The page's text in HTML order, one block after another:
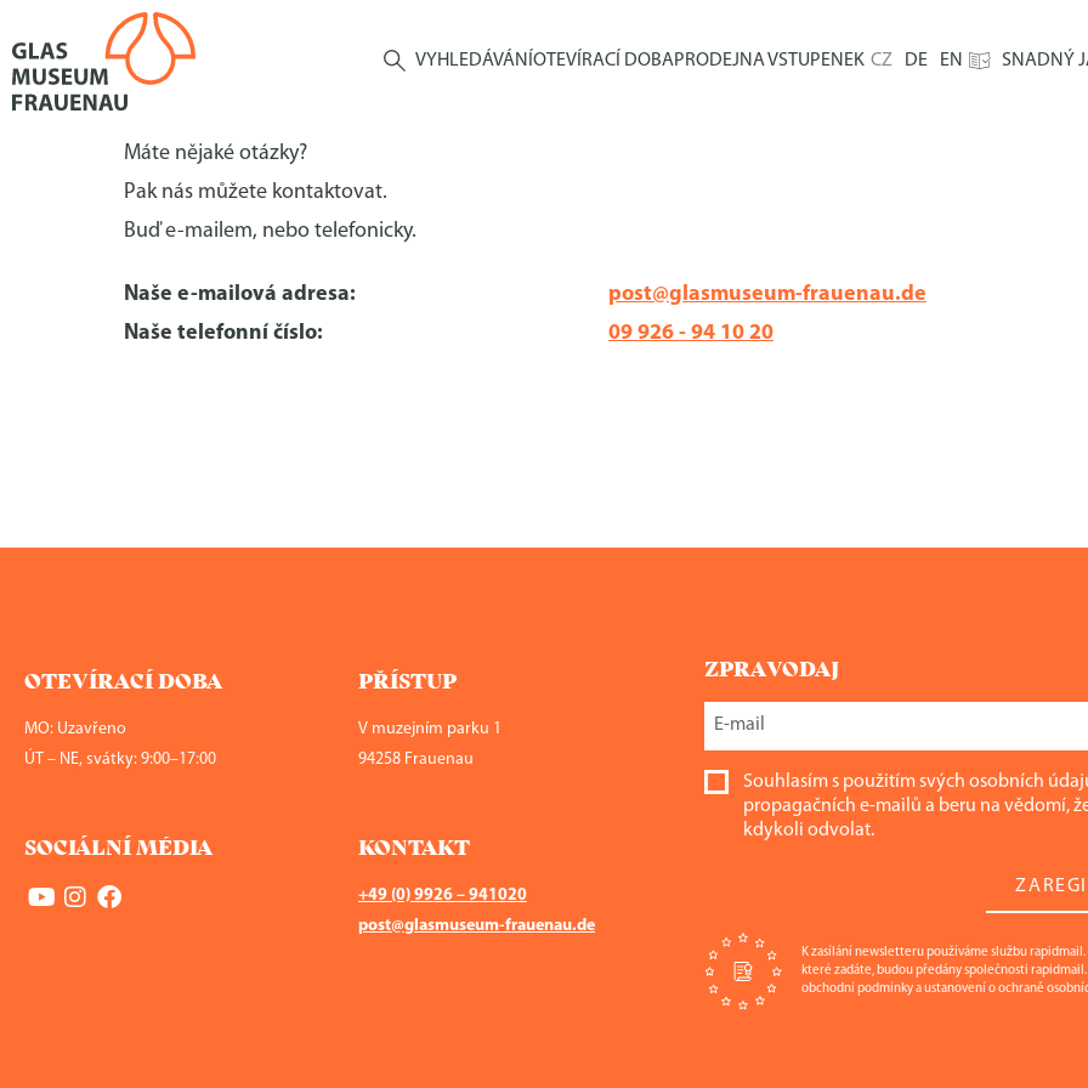
VYHLEDÁVÁNÍOTEVÍRACÍ DOBAPRODEJNA VSTUPENEK CZ DE EN SNADNÝ
Máte nějaké otázky?
Pak nás můžete kontaktovat.
Buď e-mailem, nebo telefonicky.
Naše e-mailová adresa:
post@glasmuseum-frauenau.de
Naše telefonní číslo:
09 926 - 94 10 20
OTEVÍRACÍ DOBA
MO: Uzavřeno
ÚT – NE, svátky: 9:00–17:00
PŘÍSTUP
V muzejním parku 1
94258 Frauenau
SOCIÁLNÍ MÉDIA KONTAKT
+49 (0) 9926 – 941020
post@glasmuseum-frauenau.de
ZPRAVODAJ
Souhlasím s použitím svých osobních
propagačních e-mailů a beru na vědomí,
kdykoli odvolat.
K zasílání newsletteru používáme službu
které zadáte, budou předány společnosti
obchodní podmínky a ustanovení o ochraně